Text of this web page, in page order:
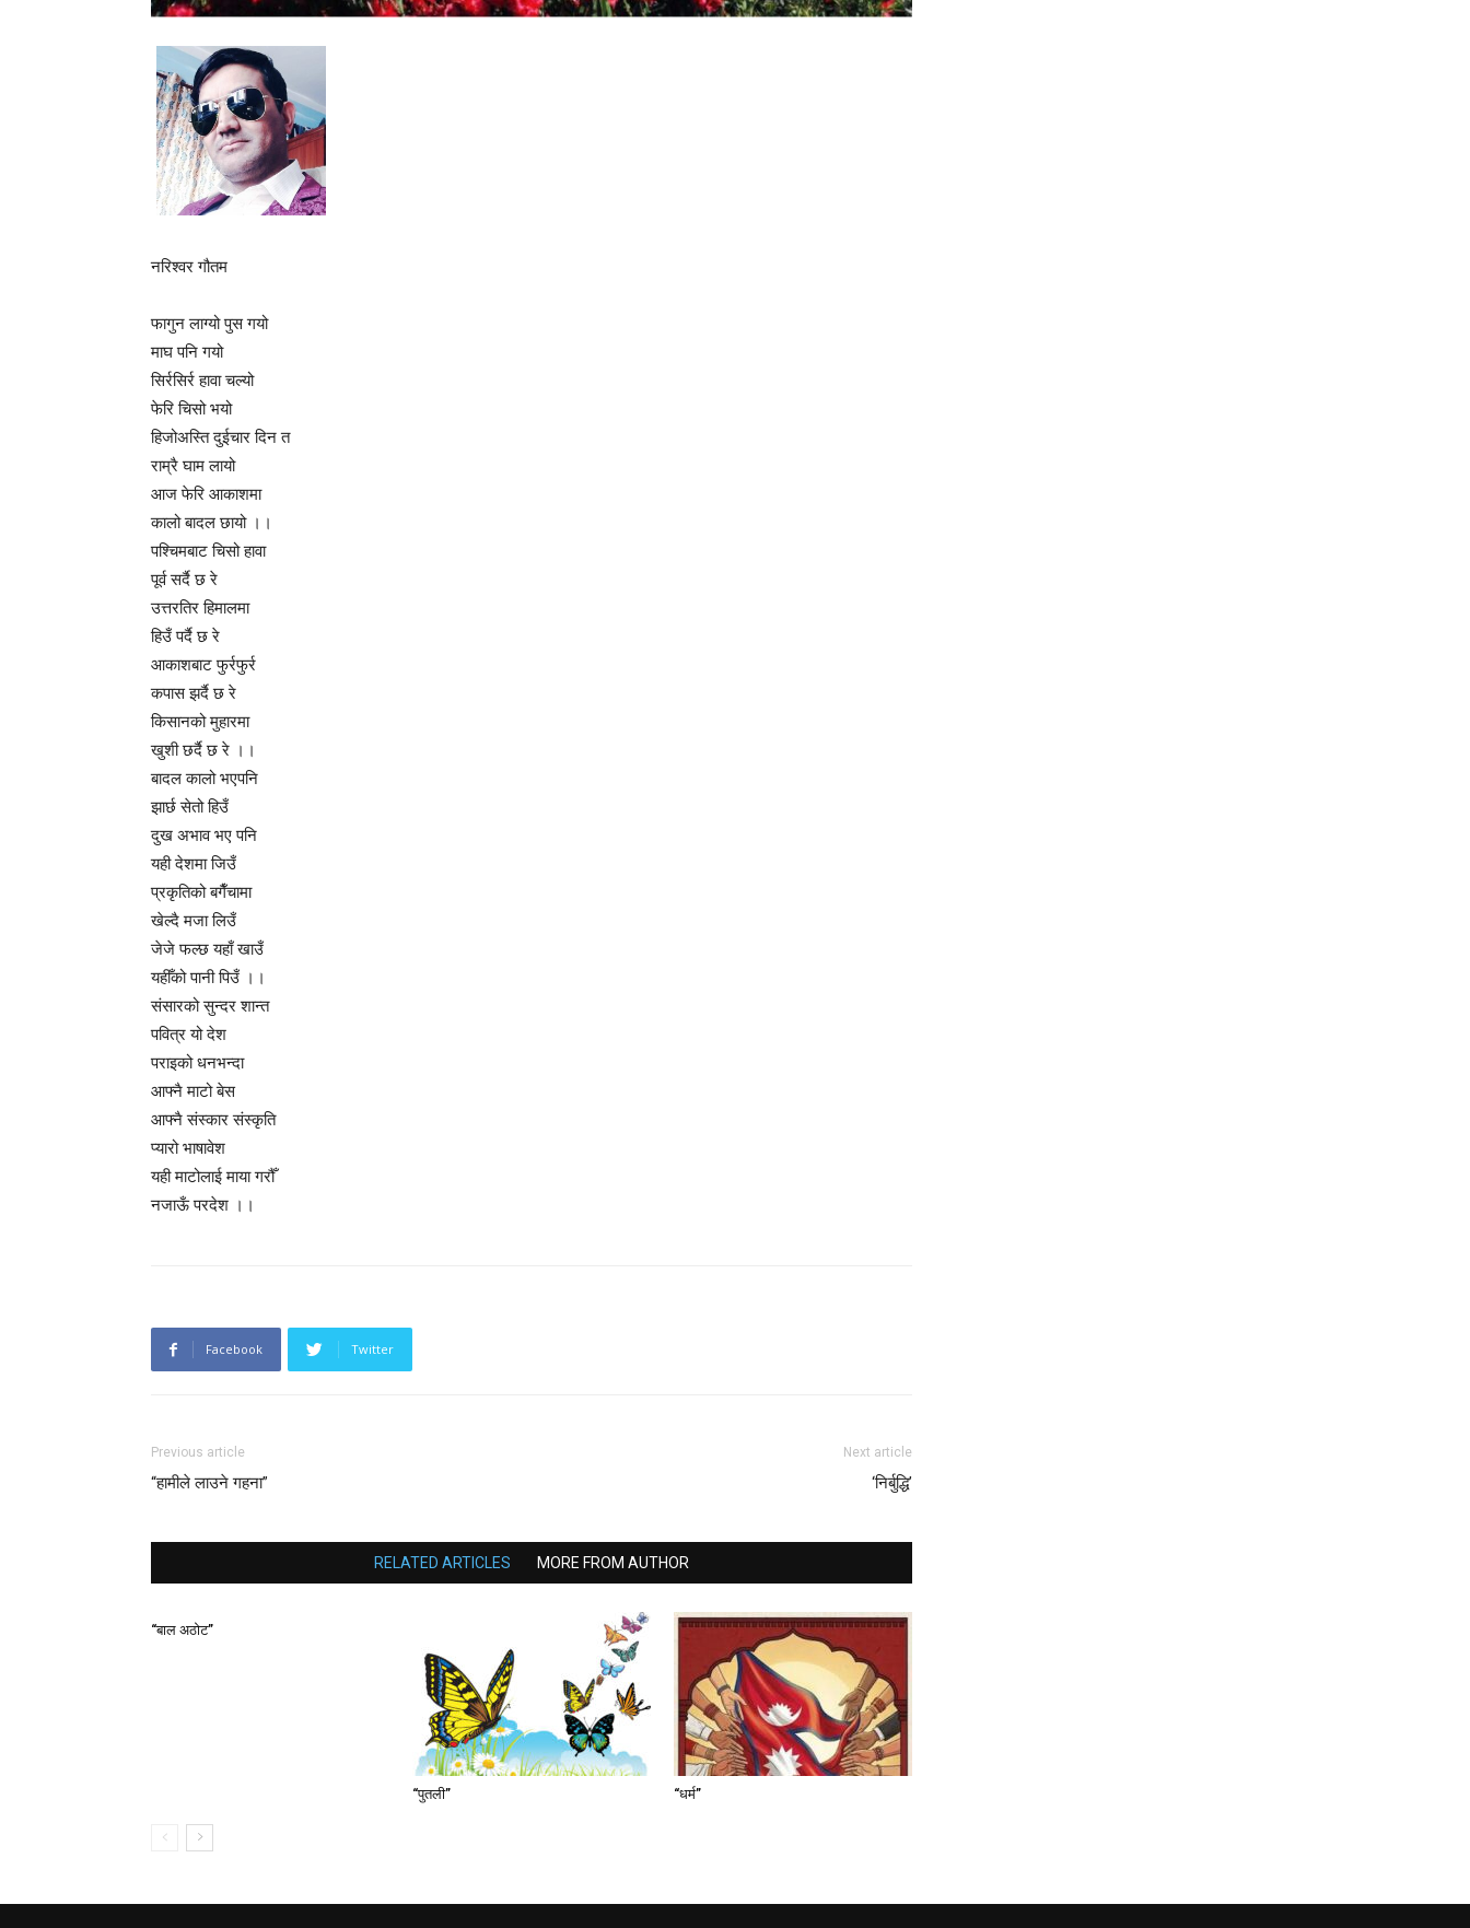
नरिश्वर गौतम
फागुन लाग्यो पुस गयो
माघ पनि गयो
सिर्रसिर्र हावा चल्यो
फेरि चिसो भयो
हिजोअस्ति दुईचार दिन त
राम्रै घाम लायो
आज फेरि आकाशमा
कालो बादल छायो ।।
पश्चिमबाट चिसो हावा
पूर्व सर्दै छ रे
उत्तरतिर हिमालमा
हिउँ पर्दै छ रे
आकाशबाट फुर्रफुर्र
कपास झर्दै छ रे
किसानको मुहारमा
खुशी छर्दै छ रे ।।
बादल कालो भएपनि
झार्छ सेतो हिउँ
दुख अभाव भए पनि
यही देशमा जिउँ
प्रकृतिको बगैँचामा
खेल्दै मजा लिउँ
जेजे फल्छ यहाँ खाउँ
यहीँको पानी पिउँ ।।
संसारको सुन्दर शान्त
पवित्र यो देश
पराइको धनभन्दा
आफ्नै माटो बेस
आफ्नै संस्कार संस्कृति
प्यारो भाषावेश
यही माटोलाई माया गरौँ
नजाऊँ परदेश ।।
Facebook Twitter
Previous article
“हामीले लाउने गहना”
Next article
‘निर्बुद्धि’
RELATED ARTICLES MORE FROM AUTHOR
“बाल अठोट”
“पुतली” “धर्म”